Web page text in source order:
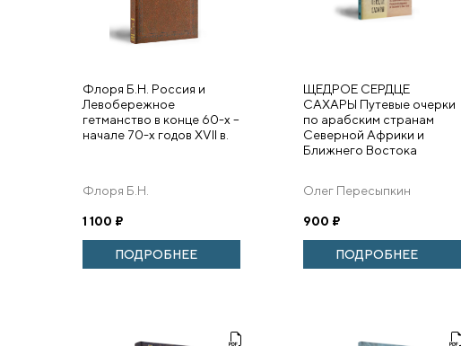
Флоря Б.Н. Россия и
Левобережное
гетманство в конце 60-х –
начале 70-х годов XVII в.
Флоря Б.Н.
1 100 ₽
ПОДРОБНЕЕ
ЩЕДРОЕ СЕРДЦЕ
САХАРЫ Путевые очерки
по арабским странам
Северной Африки и
Ближнего Востока
Олег Пересыпкин
900 ₽
ПОДРОБНЕЕ